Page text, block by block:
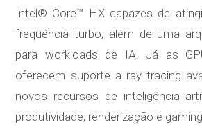
Intel® Core™ HX capazes de
frequência turbo, além de uma
para workloads de IA. Já as
oferecem suporte a ray tracing
novos recursos de inteligência
produtividade, renderização e